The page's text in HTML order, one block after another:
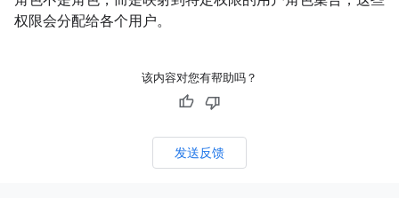
权限会分配给各个用户。
该内容对您有帮助吗？
发送反馈